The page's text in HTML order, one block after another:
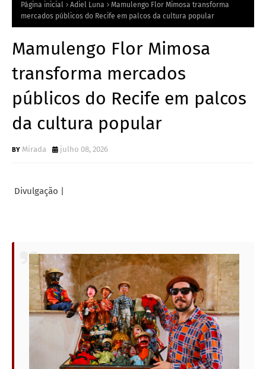
Página inicial Adiel Luna
Mamulengo Flor Mimosa transforma
mercados públicos do Recife em palcos da cultura popular
Mamulengo Flor Mimosa
transforma mercados
públicos do Recife em palcos
da cultura popular
Mirada julho 08, 2026
Divulgação |